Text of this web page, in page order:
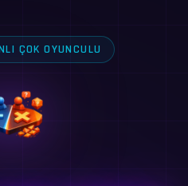
ÇOK OYUNCULU